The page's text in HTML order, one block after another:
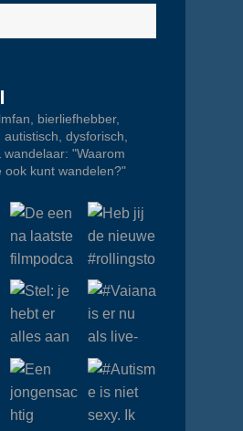
bierliefhebber,
dysforisch,
wandelaar: "Waarom
ook kunt wandelen?"